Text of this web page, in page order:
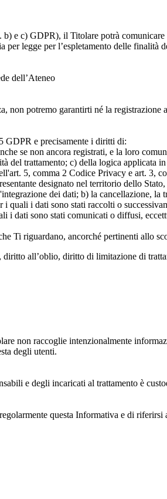
b) e c) GDPR), il Titolare potrà
legge per l’espletamento delle finalità
dell’Ateneo
non potremo garantirti né la registrazione
GDPR e precisamente i diritti di:
se non ancora registrati, e la loro
trattamento; c) della logica applicata
5, comma 2 Codice Privacy e art. 3,
designato nel territorio dello
dei dati; b) la cancellazione,
i dati sono stati raccolti o
i dati sono stati comunicati o diffusi,
Ti riguardano, ancorché pertinenti allo
all’oblio, diritto di limitazione di
non raccoglie intenzionalmente
degli utenti.
e degli incaricati al trattamento è
questa Informativa e di riferirsi